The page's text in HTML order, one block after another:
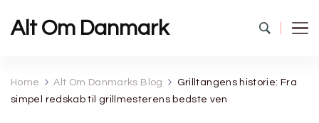
Alt Om Danmark
Home Alt Om Danmarks Blog
Grilltangens historie: Fra
simpel redskab til grillmesterens bedste ven